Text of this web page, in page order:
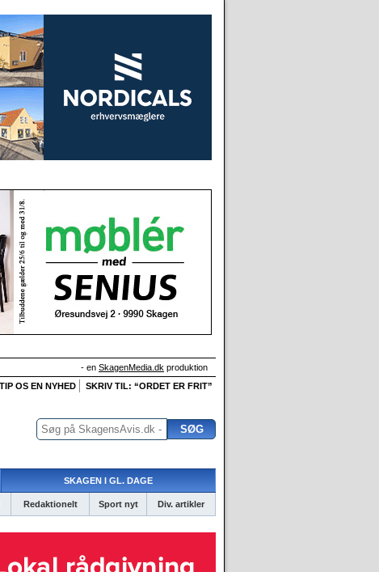
- en SkagenMedia.dk produktion
TIP OS EN NYHED SKRIV TIL: “ORDET ER FRIT”
SKAGEN I GL. DAGE
Redaktionelt Sport nyt Div. artikler